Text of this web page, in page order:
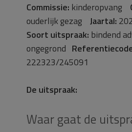
Commissie: kinderopvang
ouderlijk gezag Jaartal:
Soort uitspraak: bindend
ongegrond
222323/245091
De uitspraak:
Waar gaat de